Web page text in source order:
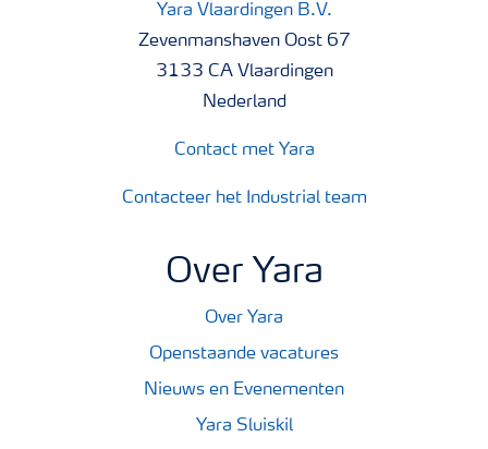
Yara Vlaardingen B.V.
Zevenmanshaven Oost 67
3133 CA Vlaardingen
Nederland
Contact met Yara
Contacteer het Industrial team
Over Yara
Over Yara
Openstaande vacatures
Nieuws en Evenementen
Yara Sluiskil